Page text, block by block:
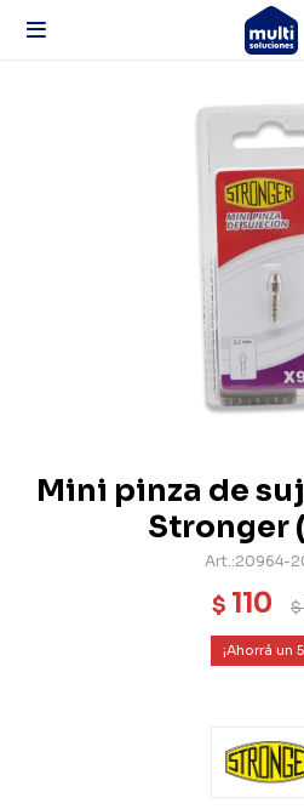

Mini pinza de
Stronger
20964-
$ 110 $
5